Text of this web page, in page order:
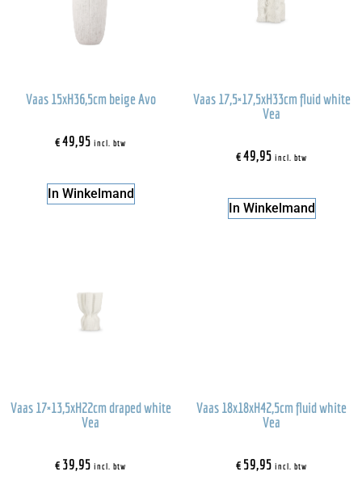
Vaas 15xH36,5cm beige Avo
€49,95 incl. btw
In Winkelmand
Vaas 17,5×17,5xH33cm fluid white
Vea
€49,95 incl. btw
In Winkelmand
Vaas 17×13,5xH22cm draped white
Vea
€39,95 incl. btw
Vaas 18x18xH42,5cm fluid white
Vea
€59,95 incl. btw